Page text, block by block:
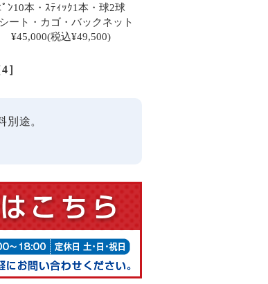
ﾟﾝ10本・ｽﾃｨｯｸ1本・球2球
ート・カゴ・バックネット
¥45,000(税込¥49,500)
］
途。